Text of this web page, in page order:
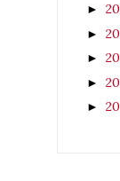
►
►
►
►
►